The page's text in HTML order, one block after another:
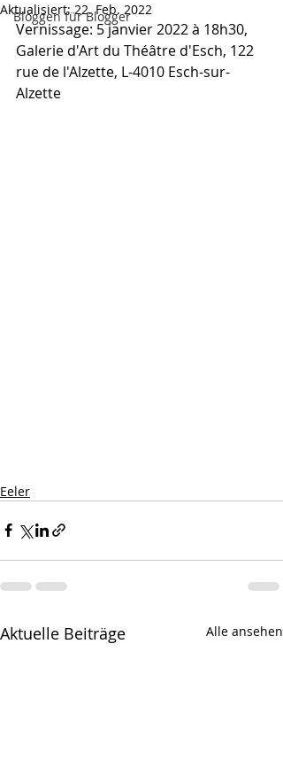
Bloggen für Blogger
Aktualisiert:22. Feb. 2022
Vernissage: 5 janvier 2022 à 18h30,
Galerie d'Art du Théâtre d'Esch, 122
rue de l'Alzette, L-4010 Esch-sur-
Alzette
Eeler
Aktuelle Beiträge Alle ansehen